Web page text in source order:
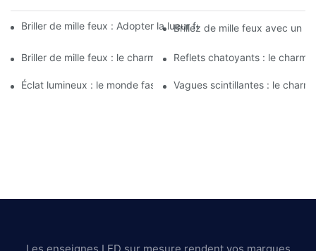
Briller de mille feux : Adopter la lueur festive des enseignes
Brillez de mille feux avec un
Briller de mille feux : le charme des enseignes lumineuses au
Reflets chatoyants : le
Éclat lumineux : le monde fascinant des miroirs infinis au néon
Vagues scintillantes : le